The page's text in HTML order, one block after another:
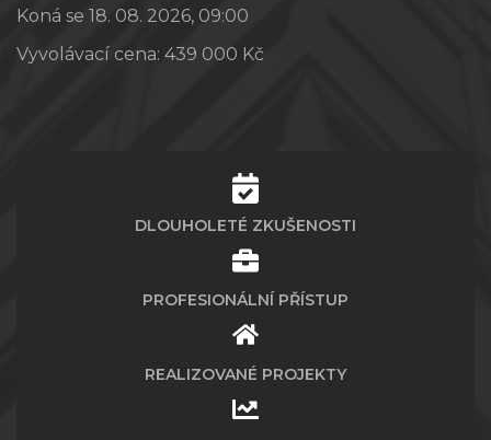
Koná se 18. 08. 2026, 09:00
Vyvolávací cena: 439 000 Kč
DLOUHOLETÉ ZKUŠENOSTI
PROFESIONÁLNÍ PŘÍSTUP
REALIZOVANÉ PROJEKTY